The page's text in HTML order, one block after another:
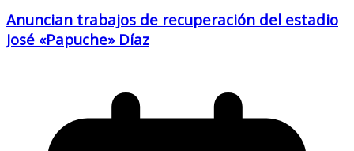
Anuncian trabajos de recuperación del estadio
José «Papuche» Díaz